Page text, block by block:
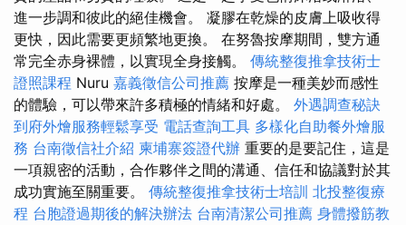
進一步調和彼此的絕佳機會。 凝膠在乾燥的皮膚上吸收得
更快，因此需要更頻繁地更換。 在努魯按摩期間，雙方通
常完全赤身裸體，以實現全身接觸。 傳統整復推拿技術士
證照課程 Nuru 嘉義徵信公司推薦 按摩是一種美妙而感性
的體驗，可以帶來許多積極的情緒和好處。 外遇調查秘訣
到府外燴服務輕鬆享受 電話查詢工具 多樣化自助餐外燴服
務 台南徵信社介紹 柬埔寨簽證代辦 重要的是要記住，這是
一項親密的活動，合作夥伴之間的溝通、信任和協議對於其
成功實施至關重要。 傳統整復推拿技術士培訓 北投整復療
程 台胞證過期後的解決辦法 台南清潔公司推薦 身體撥筋教